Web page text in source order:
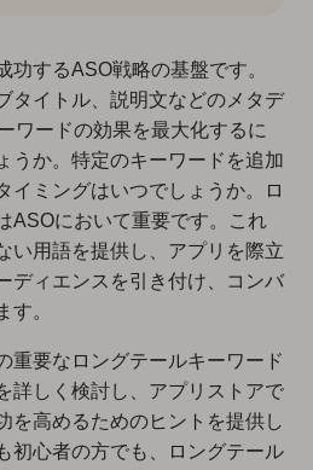
功するASO戦略の基盤です。
タイトル、説明文などのメタデ
ワードの効果を最大化するに
うか。特定のキーワードを追加
イミングはいつでしょうか。ロ
ASOにおいて重要です。これ
い用語を提供し、アプリを際立
ディエンスを引き付け、コンバ
す。
重要なロングテールキーワード
詳しく検討し、アプリストアで
を高めるためのヒントを提供し
初心者の方でも、ロングテール